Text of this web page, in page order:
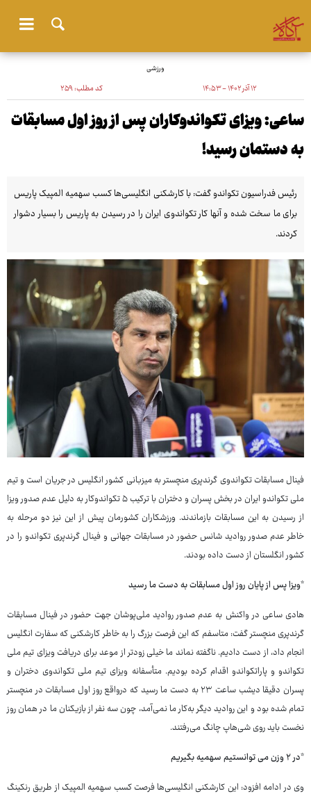
ورزشی
۱۲ آذر ۱۴۰۲ - ۱۴:۵۳ کد مطلب:۲۵۹
ساعی: ویزای تکواندوکاران پس از روز اول مسابقات
به دستمان رسید!
رئیس فدراسیون تکواندو گفت: با کارشکنی انگلیسی‌ها کسب سهمیه المپیک پاریس
برای ما سخت شده و آنها کار تکواندوی ایران را در رسیدن به پاریس را بسیار دشوار
کردند.
فینال مسابقات تکواندوی گرندپری منچستر به میزبانی کشور انگلیس در جریان است و تیم
ملی تکواندو ایران در بخش پسران و دختران با ترکیب ۵ تکواندوکار به دلیل عدم صدور ویزا
از رسیدن به این مسابقات بازماندند. ورزشکاران کشورمان پیش از این نیز دو مرحله به
خاطر عدم صدور روادید شانس حضور در مسابقات جهانی و فینال گرندپری تکواندو را در
کشور انگلستان از دست داده بودند.
*ویزا پس از پایان روز اول مسابقات به دست ما رسید
هادی ساعی در واکنش به عدم صدور روادید ملی‌پوشان جهت حضور در فینال مسابقات
گرندپری منچستر گفت: متاسفم که این فرصت بزرگ را به خاطر کارشکنی که سفارت انگلیس
انجام داد، از دست دادیم. ناگفته نماند ما خیلی زودتر از موعد برای دریافت ویزای تیم ملی
تکواندو و پاراتکواندو اقدام کرده بودیم. متأسفانه ویزای تیم ملی تکواندوی دختران و
پسران دقیقا دیشب ساعت ۲۳ به دست ما رسید که درواقع روز اول مسابقات در منچستر
تمام شده بود و این روادید دیگر به‌کار ما نمی‌آمد، چون سه نفر از بازیکنان ما در همان روز
نخست باید روی شی‌هاپ چانگ می‌رفتند.
*در ۲ وزن می توانستیم سهمیه بگیریم
وی در ادامه افزود: این کارشکنی انگلیسی‌ها فرصت کسب سهمیه المپیک از طریق رنکینگ